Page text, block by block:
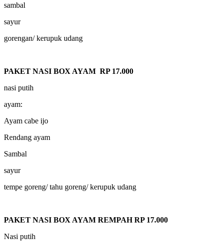
sambal
sayur
gorengan/ kerupuk udang
PAKET NASI BOX AYAM RP 17.000
nasi putih
ayam:
Ayam cabe ijo
Rendang ayam
Sambal
sayur
tempe goreng/ tahu goreng/ kerupuk udang
PAKET NASI BOX AYAM REMPAH RP 17.000
Nasi putih